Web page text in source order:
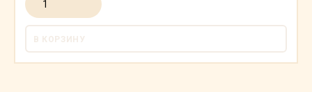
В КОРЗИНУ